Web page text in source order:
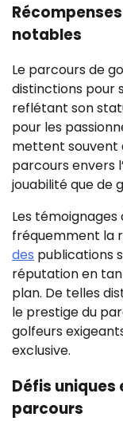
notables
Le parcours de
distinctions pour
reflétant son
pour les
mettent souvent
parcours envers
jouabilité que de
Les
fréquemment la
des publications
réputation en
plan. De telles
le prestige du
golfeurs
exclusive.
Défis
parcours